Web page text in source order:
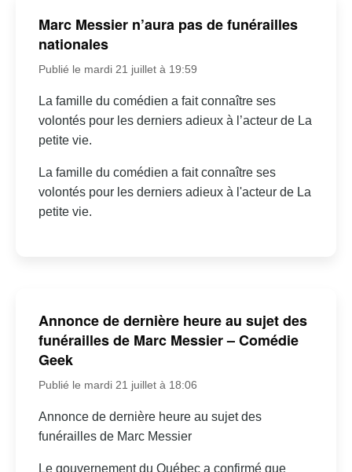
Marc Messier n’aura pas de funérailles
nationales
Publié le mardi 21 juillet à 19:59
La famille du comédien a fait connaître ses
volontés pour les derniers adieux à l’acteur de La
petite vie.
La famille du comédien a fait connaître ses
volontés pour les derniers adieux à l'acteur de La
petite vie.
Annonce de dernière heure au sujet des
funérailles de Marc Messier – Comédie
Geek
Publié le mardi 21 juillet à 18:06
Annonce de dernière heure au sujet des
funérailles de Marc Messier
Le gouvernement du Québec a confirmé que